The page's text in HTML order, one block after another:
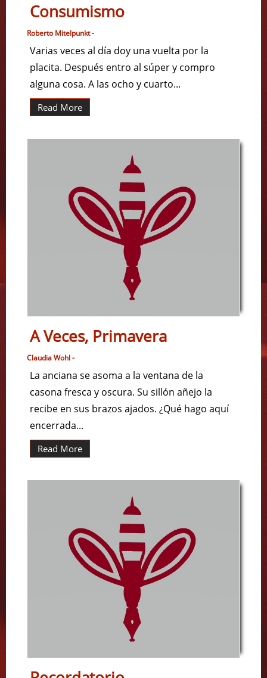
Consumismo
Roberto Mitelpunkt -
Varias veces al día doy una vuelta por la
placita. Después entro al súper y compro
alguna cosa. A las ocho y cuarto...
Read More
A Veces, Primavera
Claudia Wohl -
La anciana se asoma a la ventana de la
casona fresca y oscura. Su sillón añejo la
recibe en sus brazos ajados. ¿Qué hago aquí
encerrada...
Read More